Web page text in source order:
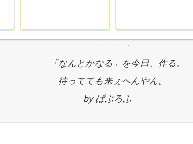
「なんとかなる」を今日、作る。
待ってても来ぇへんやん。
by ぱぶろふ